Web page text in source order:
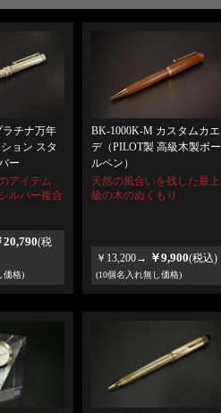
チナ万年
ョン スタ
ー
アイテム、
ルバー複合
20,790(税
価格)
BK-1000K-M カスタムカエ
デ（PILOT製 高級木製ボー
ルペン）
天然の風合いを残した最上
級の木のぬくもり
￥13,200→ ￥9,900(税込)
(10個名入れ無し価格)